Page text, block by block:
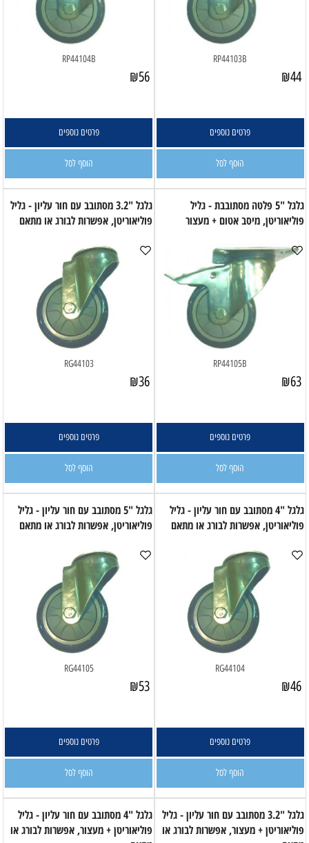
RP44103B
₪44
פרטים נוספים
הוסף לסל
RP44104B
₪56
פרטים נוספים
הוסף לסל
גלגל "5 פלטה מסתובבת - גליל
פוליאוריטן, מיסב אטום + מעצור
RP44105B
₪63
פרטים נוספים
הוסף לסל
גלגל "3.2 מסתובב עם חור עליון - גליל
פוליאוריטן, אפשרות לבורג או מתאם
RG44103
₪36
פרטים נוספים
הוסף לסל
גלגל "4 מסתובב עם חור עליון - גליל
פוליאוריטן, אפשרות לבורג או מתאם
RG44104
₪46
פרטים נוספים
הוסף לסל
גלגל "5 מסתובב עם חור עליון - גליל
פוליאוריטן, אפשרות לבורג או מתאם
RG44105
₪53
פרטים נוספים
הוסף לסל
גלגל "3.2 מסתובב עם חור עליון - גליל
פוליאוריטן + מעצור, אפשרות לבורג או
גלגל "4 מסתובב עם חור עליון - גליל
פוליאוריטן + מעצור, אפשרות לבורג או